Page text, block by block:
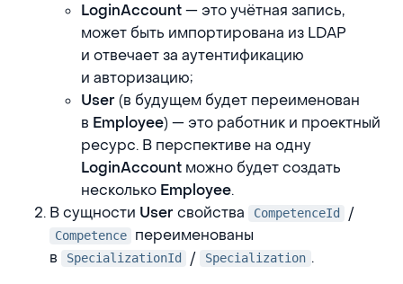
LoginAccount — это учётная запись,
может быть импортирована из LDAP
и отвечает за аутентификацию
и авторизацию;
User (в будущем будет переименован
в Employee) — это работник и проектный
ресурс. В перспективе на одну
LoginAccount можно будет создать
несколько Employee.
В сущности User свойства CompetenceId /
Competence
переименованы
в
SpecializationId / Specialization .